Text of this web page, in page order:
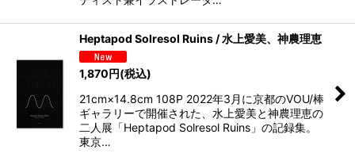
Heptapod Solresol Ruins / 水上愛美、神農理恵
1,870円(税込)
21cm×14.8cm 108P 2022年3月に京都のVOU/棒
ギャラリーで開催された、水上愛美と神農理恵の
二人展「Heptapod Solresol Ruins」の記録集。
東京…